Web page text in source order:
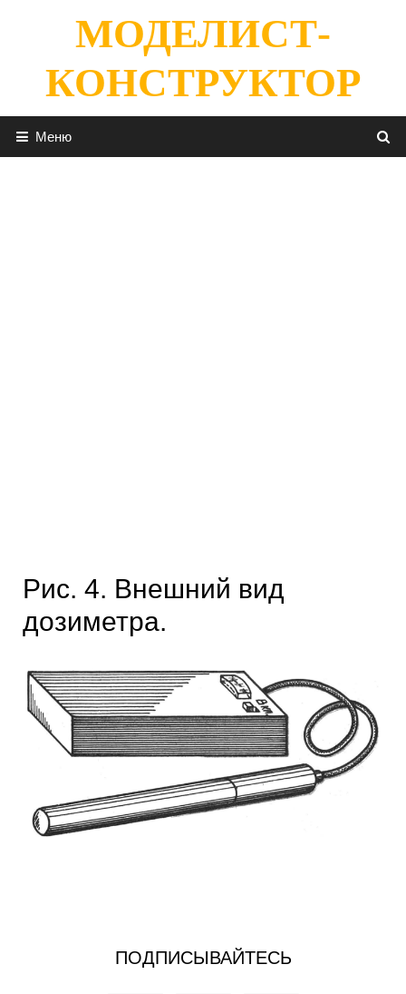
содержимомуМОДЕЛИСТ-
КОНСТРУКТОР
Меню
Рис. 4. Внешний вид
дозиметра.
ПОДПИСЫВАЙТЕСЬ